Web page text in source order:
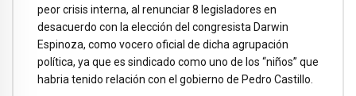
peor crisis interna, al renunciar 8 legisladores en
desacuerdo con la elección del congresista Darwin
Espinoza, como vocero oficial de dicha agrupación
política, ya que es sindicado como uno de los “niños” que
habria tenido relación con el gobierno de Pedro Castillo.